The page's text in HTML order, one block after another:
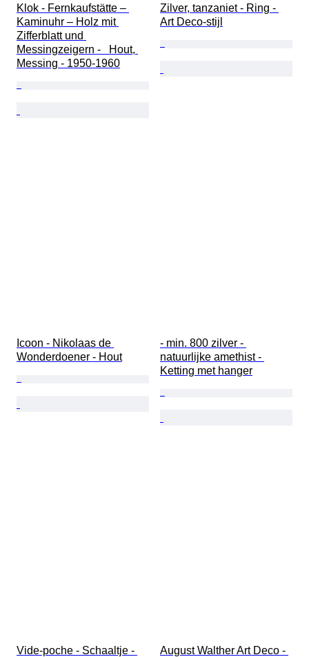
Klok - Fernkaufstätte –
Kaminuhr – Holz mit
Zifferblatt und
Messingzeigern -   Hout,
Messing - 1950-1960
Zilver, tanzaniet - Ring -
Art Deco-stijl
Icoon - Nikolaas de
Wonderdoener - Hout
- min. 800 zilver -
natuurlijke amethist -
Ketting met hanger
Vide-poche - Schaaltje - August Walther Art Deco -